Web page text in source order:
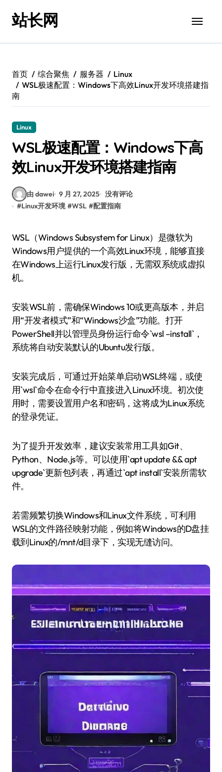
站长网
首页 综合聚焦 服务器
Linux
WSL极速配置：Windows下高效Linux开发环境搭建指
南
Linux
WSL极速配置：Windows下高
效Linux开发环境搭建指南
由 dawei 9 月 27, 2025 没有评论
#Linux开发环境 #WSL #配置指南
WSL（Windows Subsystem for Linux）是微软为
Windows用户提供的一个高效Linux环境，能够直接
在Windows上运行Linux发行版，无需双系统或虚拟
机。
安装WSL前，需确保Windows 10或更高版本，并启
用“开发者模式”和“Windows沙盒”功能。打开
PowerShell并以管理员身份运行命令`wsl –install`，
系统将自动安装默认的Ubuntu发行版。
安装完成后，可通过开始菜单启动WSL终端，或使
用`wsl`命令在命令行中直接进入Linux环境。初次使
用时，需要设置用户名和密码，这将成为Linux系统
的登录凭证。
为了提升开发效率，建议安装常用工具如Git、
Python、Node.js等。可以使用`apt update && apt
upgrade`更新包列表，再通过`apt install`安装所需软
件。
若需频繁切换Windows和Linux文件系统，可利用
WSL的文件路径映射功能，例如将Windows的D盘挂
载到Linux的/mnt/d目录下，实现无缝访问。